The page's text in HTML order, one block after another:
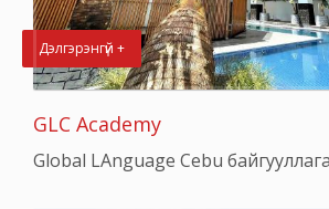
Дэлгэрэнгүй +
GLC Academy
Global LAnguage Cebu